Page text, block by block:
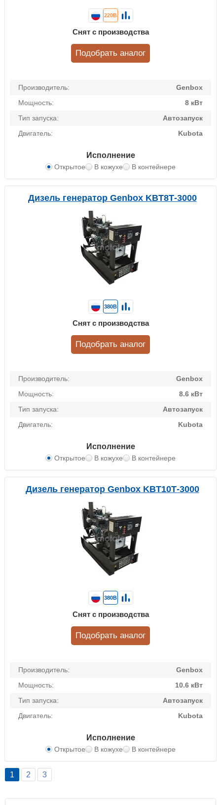
Производитель:
Genbox
Мощность:
8 кВт
Тип запуска:
Автозапуск
Двигатель:
Kubota
Исполнение
Открытое В кожухе В контейнере
220В
Снят с производства
Подобрать аналог
Дизель генератор Genbox KBT8Т-3000
Производитель:
Genbox
Мощность:
8.6 кВт
Тип запуска:
Автозапуск
Двигатель:
Kubota
Исполнение
Открытое В кожухе В контейнере
380В
Снят с производства
Подобрать аналог
Дизель генератор Genbox KBT10Т-3000
Производитель:
Genbox
Мощность:
10.6 кВт
Тип запуска:
Автозапуск
Двигатель:
Kubota
Исполнение
Открытое В кожухе В контейнере
380В
Снят с производства
Подобрать аналог
1 2 3